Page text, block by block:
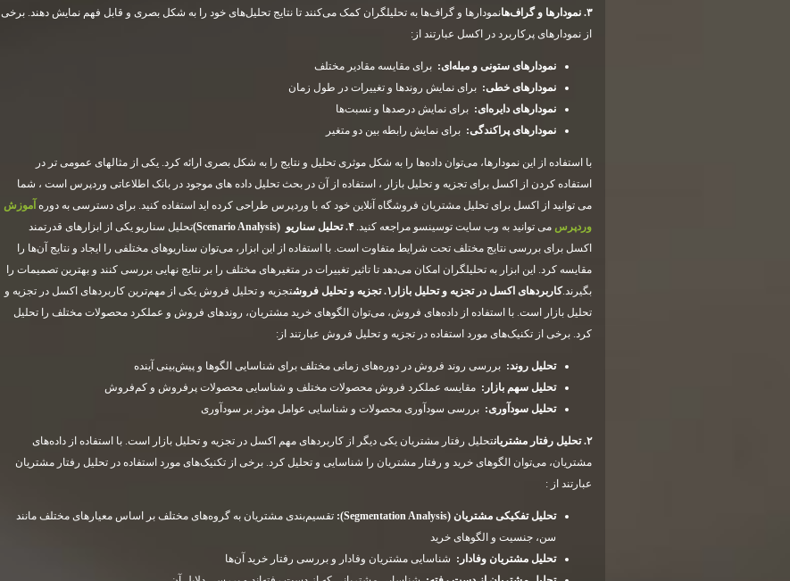
۳. نمودارها و گراف‌هانمودارها و گراف‌ها به تحلیلگران کمک می‌کنند تا نتایج تحلیل‌های خود را به شکل بصری و قابل فهم نمایش دهند. برخی
از نمودارهای پرکاربرد در اکسل عبارتند از:
نمودارهای ستونی و میله‌ای: برای مقایسه مقادیر مختلف
نمودارهای خطی: برای نمایش روندها و تغییرات در طول زمان
نمودارهای دایره‌ای: برای نمایش درصدها و نسبت‌ها
نمودارهای پراکندگی: برای نمایش رابطه بین دو متغیر
با استفاده از این نمودارها، می‌توان داده‌ها را به شکل موثری تحلیل و نتایج را به شکل بصری ارائه کرد. یکی از مثالهای عمومی تر در
استفاده کردن از اکسل برای تجزیه و تحلیل بازار ، استفاده از آن در بحث تحلیل داده های موجود در بانک اطلاعاتی وردپرس است ، شما
می توانید از اکسل برای تحلیل مشتریان فروشگاه آنلاین خود که با وردپرس طراحی کرده اید استفاده کنید. برای دسترسی به دوره آموزش
وردپرس می توانید به وب سایت توسینسو مراجعه کنید.۴.تحلیل سناریو (Scenario Analysis)
تحلیل سناریو یکی از ابزارهای قدرتمند
اکسل برای بررسی نتایج مختلف تحت شرایط متفاوت است. با استفاده از این ابزار، می‌توان سناریوهای مختلفی را ایجاد و نتایج آن‌ها را
مقایسه کرد. این ابزار به تحلیلگران امکان می‌دهد تا تاثیر تغییرات در متغیرهای مختلف را بر نتایج نهایی بررسی کنند و بهترین تصمیمات را
بگیرند.کاربردهای اکسل در تجزیه و تحلیل بازار ۱.تجزیه و تحلیل فروشتجزیه و تحلیل فروش یکی از مهم‌ترین کاربردهای اکسل در تجزیه و
تحلیل بازار است. با استفاده از داده‌های فروش، می‌توان الگوهای خرید مشتریان، روندهای فروش و عملکرد محصولات مختلف را تحلیل
کرد. برخی از تکنیک‌های مورد استفاده در تجزیه و تحلیل فروش عبارتند از:
تحلیل روند: بررسی روند فروش در دوره‌های زمانی مختلف برای شناسایی الگوها و پیش‌بینی آینده
تحلیل سهم بازار : مقایسه عملکرد فروش محصولات مختلف و شناسایی محصولات پرفروش و کم‌فروش
تحلیل سودآوری: بررسی سودآوری محصولات و شناسایی عوامل موثر بر سودآوری
۲.تحلیل رفتار مشتریانتحلیل رفتار مشتریان یکی دیگر از کاربردهای مهم اکسل در تجزیه و تحلیل بازار است. با استفاده از داده‌های
مشتریان، می‌توان الگوهای خرید و رفتار مشتریان را شناسایی و تحلیل کرد. برخی از تکنیک‌های مورد استفاده در تحلیل رفتار مشتریان
عبارتند از :
تحلیل تفکیکی مشتریان (Segmentation Analysis):
تقسیم‌بندی مشتریان به گروه‌های مختلف بر اساس معیارهای مختلف مانند
سن، جنسیت و الگوهای خرید
تحلیل مشتریان وفادار : شناسایی مشتریان وفادار و بررسی رفتار خرید آن‌ها